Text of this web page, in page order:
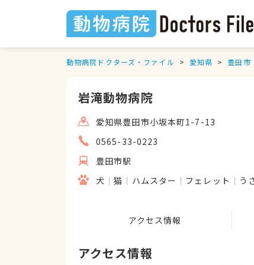
動物病院ドクターズ・ファイル 愛知県 豊田市
岩滝動物病院
愛知県豊田市小坂本町1-7-13
0565-33-0223
豊田市駅
犬
猫 ハムスター フェレット う
アクセス情報
アクセス情報